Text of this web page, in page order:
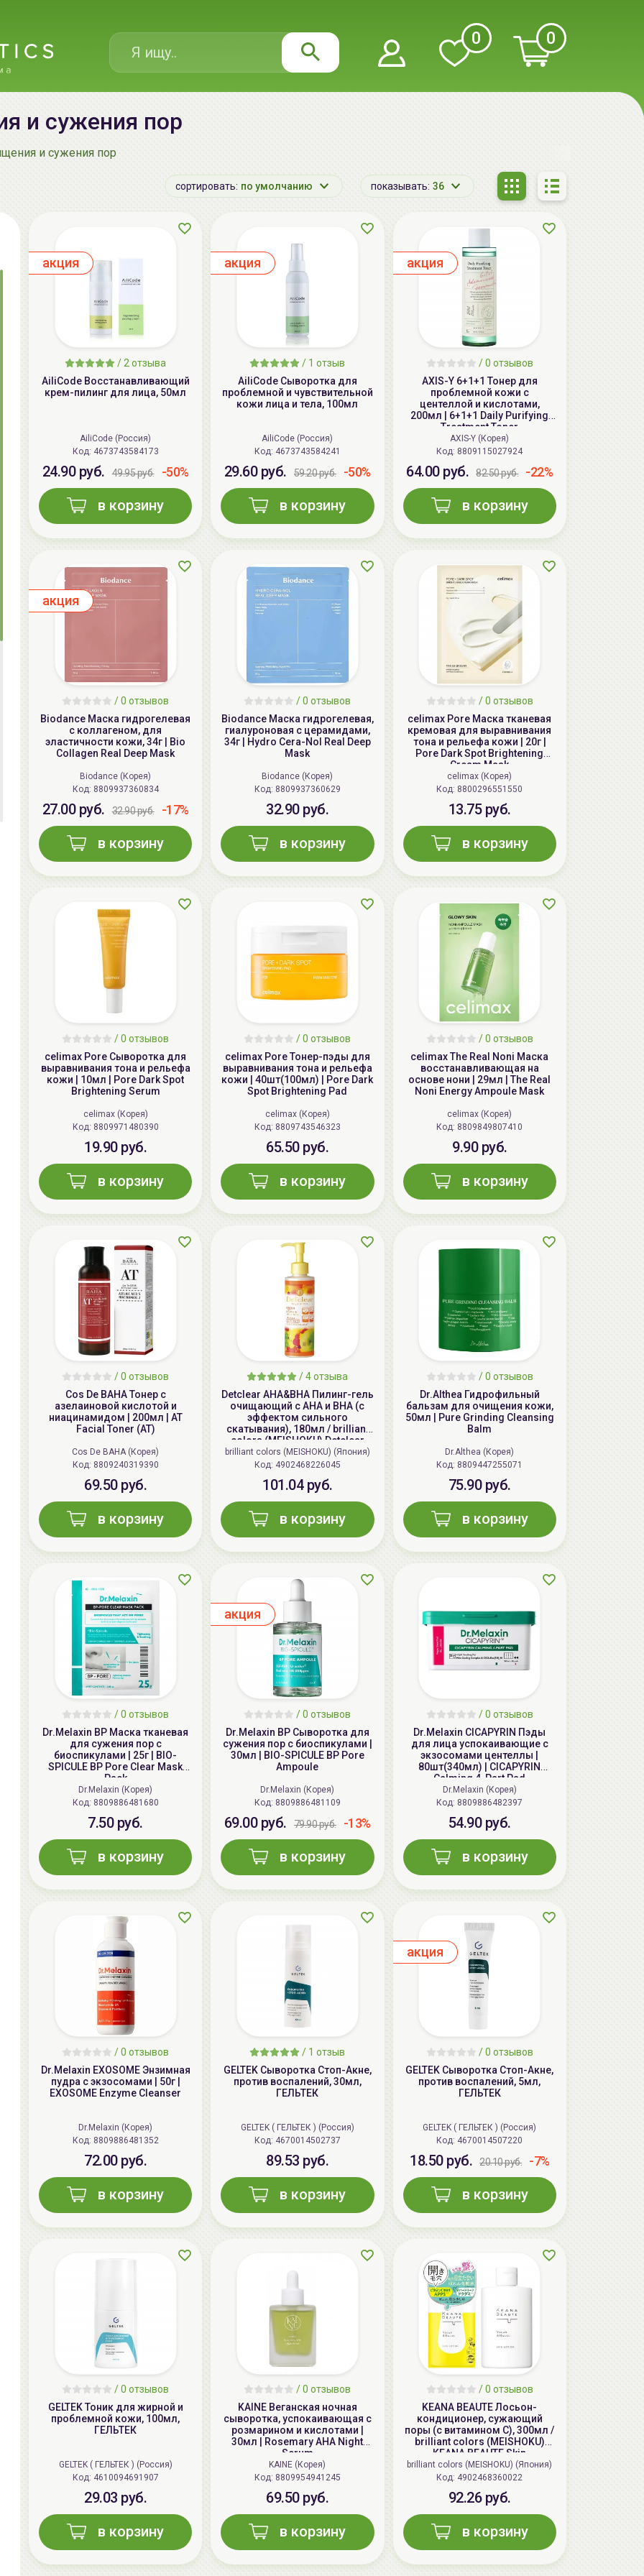
0 0
и сужения пор
и сужения пор
сортировать: по умолчанию показывать: 36
/ 2 отзыва
AiliCode Восстанавливающий
крем-пилинг для лица, 50мл
AiliCode (Россия)
Код: 4673743584173
24.90 руб. 49.95 руб. -50%
в корзину
aкция
/ 1 отзыв
AiliCode Сыворотка для
проблемной и чувствительной
кожи лица и тела, 100мл
AiliCode (Россия)
Код: 4673743584241
29.60 руб. 59.20 руб. -50%
в корзину
aкция
/ 0 отзывов
AXIS-Y 6+1+1 Тонер для
проблемной кожи с
центеллой и кислотами,
200мл | 6+1+1 Daily Purifying
Treatment Toner
AXIS-Y (Корея)
Код: 8809115027924
64.00 руб. 82.50 руб. -22%
в корзину
aкция
/ 0 отзывов
Biodance Маска гидрогелевая
с коллагеном, для
эластичности кожи, 34г | Bio
Collagen Real Deep Mask
Biodance (Корея)
Код: 8809937360834
27.00 руб. 32.90 руб. -17%
в корзину
aкция
/ 0 отзывов
Biodance Маска гидрогелевая,
гиалуроновая с церамидами,
34г | Hydro Cera-Nol Real Deep
Mask
Biodance (Корея)
Код: 8809937360629
32.90 руб.
в корзину
/ 0 отзывов
celimax Pore Маска тканевая
кремовая для выравнивания
тона и рельефа кожи | 20г |
Pore Dark Spot Brightening
Cream Mask
celimax (Корея)
Код: 8800296551550
13.75 руб.
в корзину
/ 0 отзывов
celimax Pore Сыворотка для
выравнивания тона и рельефа
кожи | 10мл | Pore Dark Spot
Brightening Serum
celimax (Корея)
Код: 8809971480390
19.90 руб.
в корзину
/ 0 отзывов
celimax Pore Тонер-пэды для
выравнивания тона и рельефа
кожи | 40шт(100мл) | Pore Dark
Spot Brightening Pad
celimax (Корея)
Код: 8809743546323
65.50 руб.
в корзину
/ 0 отзывов
celimax The Real Noni Маска
восстанавливающая на
основе нони | 29мл | The Real
Noni Energy Ampoule Mask
celimax (Корея)
Код: 8809849807410
9.90 руб.
в корзину
/ 0 отзывов
Cos De BAHA Тонер с
азелаиновой кислотой и
ниацинамидом | 200мл | AT
Facial Toner (AT)
Cos De BAHA (Корея)
Код: 8809240319390
69.50 руб.
в корзину
/4отзыва
Detclear AHA&BHA Пилинг-гель
очищающий с AHA и BHA (с
эффектом сильного
скатывания), 180мл / brilliant
colors (MEISHOKU) Detclear
Bright&Peel AHA&BHA Fruits
Peeling Jelly
brilliant colors (MEISHOKU) (Япония)
Код: 4902468226045
101.04 руб.
в корзину
/ 0 отзывов
Dr.Althea Гидрофильный
бальзам для очищения кожи,
50мл | Pure Grinding Cleansing
Balm
Dr.Althea (Корея)
Код: 8809447255071
75.90 руб.
в корзину
/ 0 отзывов
Dr.Melaxin BP Маска тканевая
для сужения пор с
биоспикулами | 25г | BIO-
SPICULE BP Pore Clear Mask
Pack
Dr.Melaxin (Корея)
Код: 8809886481680
7.50 руб.
в корзину
/ 0 отзывов
Dr.Melaxin BP Сыворотка для
сужения пор с биоспикулами |
30мл | BIO-SPICULE BP Pore
Ampoule
Dr.Melaxin (Корея)
Код: 8809886481109
69.00 руб. 79.90 руб. -13%
в корзину
aкция
/ 0 отзывов
Dr.Melaxin CICAPYRIN Пэды
для лица успокаивающие с
экзосомами центеллы |
80шт(340мл) | CICAPYRIN
Calming 4-Part Pad
Dr.Melaxin (Корея)
Код: 8809886482397
54.90 руб.
в корзину
/ 0 отзывов
Dr.Melaxin EXOSOME Энзимная
пудра с экзосомами | 50г |
EXOSOME Enzyme Cleanser
Dr.Melaxin (Корея)
Код: 8809886481352
72.00 руб.
в корзину
/ 1 отзыв
GELTEK Сыворотка Стоп-Акне,
против воспалений, 30мл,
ГЕЛЬТЕК
GELTEK ( ГЕЛЬТЕК ) (Россия)
Код: 4670014502737
89.53 руб.
в корзину
/ 0 отзывов
GELTEK Сыворотка Стоп-Акне,
против воспалений, 5мл,
ГЕЛЬТЕК
GELTEK ( ГЕЛЬТЕК ) (Россия)
Код: 4670014507220
18.50 руб. 20.10 руб. -7%
в корзину
aкция
/ 0 отзывов
GELTEK Тоник для жирной и
проблемной кожи, 100мл,
ГЕЛЬТЕК
GELTEK ( ГЕЛЬТЕК ) (Россия)
Код: 4610094691907
29.03 руб.
в корзину
/ 0 отзывов
KAINE Веганская ночная
сыворотка, успокаивающая с
розмарином и кислотами |
30мл | Rosemary AHA Night
Serum
KAINE (Корея)
Код: 8809954941245
69.50 руб.
в корзину
/ 0 отзывов
KEANA BEAUTE Лосьон-
кондиционер, сужающий
поры (с витамином С), 300мл /
brilliant colors (MEISHOKU)
KEANA BEAUTE Skin
Conditioning Lotion
brilliant colors (MEISHOKU) (Япония)
Код: 4902468360022
92.26 руб.
в корзину